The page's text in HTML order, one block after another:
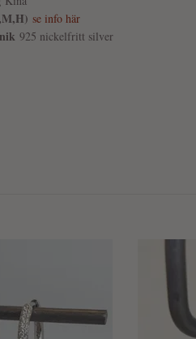
se info här
925 nickelfritt silver